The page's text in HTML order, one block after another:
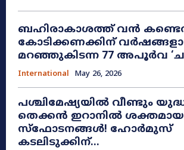
ബഹിരാകാശത്ത് വൻ
കോടിക്കണക്കിന്
മറഞ്ഞുകിടന്ന 77 അപൂർവ
International May 26, 2026
പശ്ചിമേഷ്യയിൽ വീണ്ടും
തെക്കൻ ഇറാനിൽ ശക്തമായ
സ്ഫോടനങ്ങൾ! ഹോർമുസ്
കടലിടുക്കിന്...